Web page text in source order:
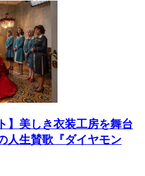
】美しき衣装工房を舞台
人生賛歌『ダイヤモン